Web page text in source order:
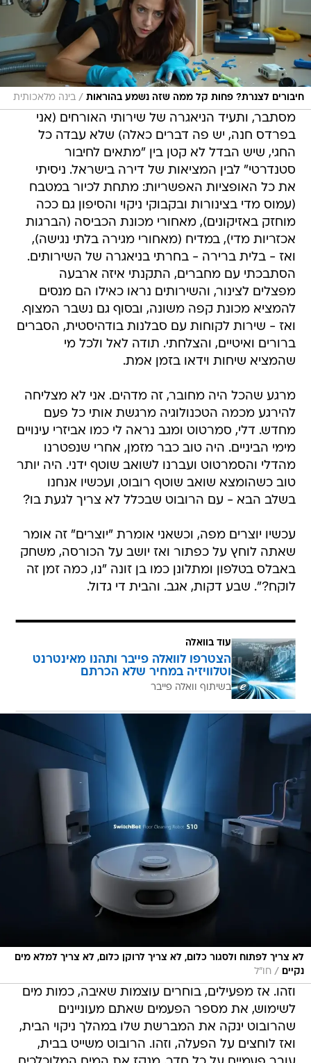
חיבורים לצנרת? פחות קל ממה שזה נשמע בהוראות / בינה מלאכותית
מסתבר, ותעיד הניאגרה של שירותי האורחים (אני
בפרדס חנה, יש פה דברים כאלה) שלא עבדה כל
החגי, שיש הבדל לא קטן בין "מתאים לחיבור
סטנדרטי" לבין המציאות של דירה בישראל. ניסיתי
את כל האופציות האפשריות: מתחת לכיור במטבח
(עמוס מדי בצינורות ובקבוקי ניקוי והסיפון גם ככה
מוחזק באזיקונים), מאחורי מכונת הכביסה (הברגות
אכזריות מדי), במדיח (מאחורי מגירה בלתי נגישה),
ואז - בלית ברירה - בחרתי בניאגרה של השירותים.
הסתבכתי עם מחברים, התקנתי איזה ארבעה
מפצלים לצינור, והשירותים נראו כאילו הם מנסים
להמציא מכונת קפה משונה, ובסוף גם נשבר המצוף.
ואז - שירות לקוחות עם סבלנות בודהיסטית, הסברים
ברורים ואיטיים, והצלחתי. תודה לאל ולכל מי
שהמציא שיחות וידאו בזמן אמת.
מרגע שהכל היה מחובר, זה מדהים. אני לא מצליחה
להירגע מכמה הטכנולוגיה מרגשת אותי כל פעם
מחדש. דלי, סמרטוט ומגב נראה לי כמו אביזרי עינויים
מימי הביניים. היה טוב כבר מזמן, אחרי שנפטרנו
מהדלי והסמרטוט ועברנו לשואב שוטף ידני. היה יותר
טוב כשהומצא שואב שוטף רובוט, ועכשיו אנחנו
בשלב הבא - עם הרובוט שבכלל לא צריך לגעת בו?
עכשיו יוצרים מפה, וכשאני אומרת "יוצרים" זה אומר
שאתה לוחץ על כפתור ואז יושב על הכורסה, משחק
באבלס בטלפון ומתלונן כמו בן זונה "נו, כמה זמן זה
לוקח?". שבע דקות, אגב. והבית די גדול.
עוד בוואלה
הצטרפו לוואלה פייבר ותהנו מאינטרנט
וטלוויזיה במחיר שלא הכרתם
בשיתוף וואלה פייבר
לא צריך לפתוח ולסגור כלום, לא צריך לרוקן כלום, לא צריך למלא מים
נקיים
/ חו״ל
וזהו. אז מפעילים, בוחרים עוצמות שאיבה, כמות מים
לשימוש, את מספר הפעמים שאתם מעוניינים
שהרובוט ינקה את המברשת שלו במהלך ניקוי הבית,
ואז לוחצים על הפעלה, וזהו. הרובוט משייט בבית,